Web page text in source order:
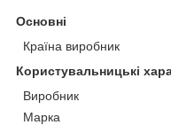
Основні
Країна виробник
Користувальницькі
Виробник
Марка